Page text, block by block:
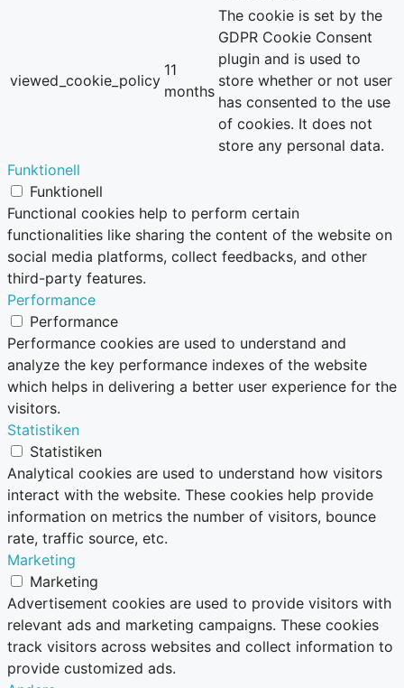
viewed_cookie_policy
11
months
The cookie is set by the
GDPR Cookie Consent
plugin and is used to
store whether or not user
has consented to the use
of cookies. It does not
store any personal data.
Funktionell
Funktionell
Functional cookies help to perform certain
functionalities like sharing the content of the website on
social media platforms, collect feedbacks, and other
third-party features.
Performance
Performance
Performance cookies are used to understand and
analyze the key performance indexes of the website
which helps in delivering a better user experience for the
visitors.
Statistiken
Statistiken
Analytical cookies are used to understand how visitors
interact with the website. These cookies help provide
information on metrics the number of visitors, bounce
rate, traffic source, etc.
Marketing
Marketing
Advertisement cookies are used to provide visitors with
relevant ads and marketing campaigns. These cookies
track visitors across websites and collect information to
provide customized ads.